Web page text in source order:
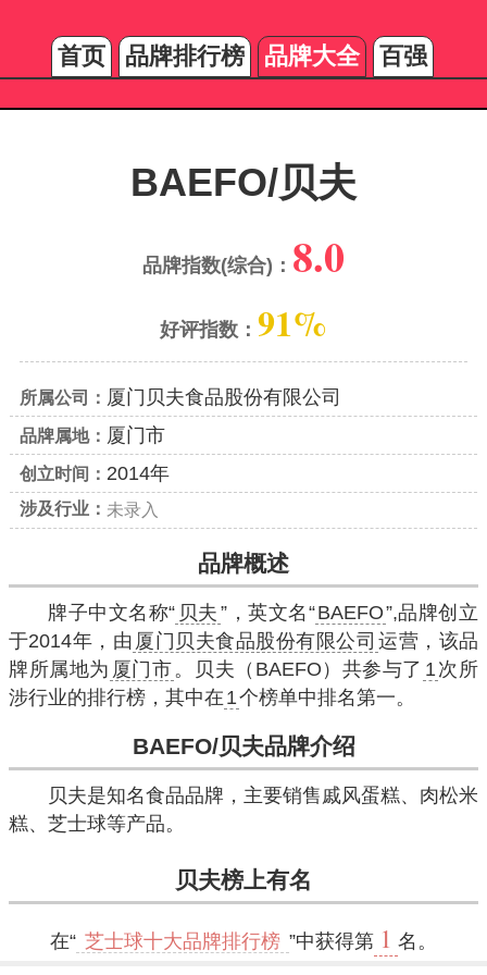
首页 品牌排行榜 品牌大全 百强
BAEFO/贝夫
品牌指数(综合)： 8.0
好评指数： 91%
所属公司： 厦门贝夫食品股份有限公司
品牌属地： 厦门市
创立时间： 2014年
涉及行业： 未录入
品牌概述
牌子中文名称“ 贝夫 ”，英文名“BAEFO”,品牌创立
于2014年，由 厦门贝夫食品股份有限公司 运营，该品
牌所属地为 厦门市。贝夫（BAEFO）共参与了 1次所
涉行业的排行榜，其中在 1个榜单中排名第一。
BAEFO/贝夫品牌介绍
贝夫是知名食品品牌，主要销售戚风蛋糕、肉松米
糕、芝士球等产品。
贝夫榜上有名
在“ 芝士球十大品牌排行榜 ”中获得第 1 名。